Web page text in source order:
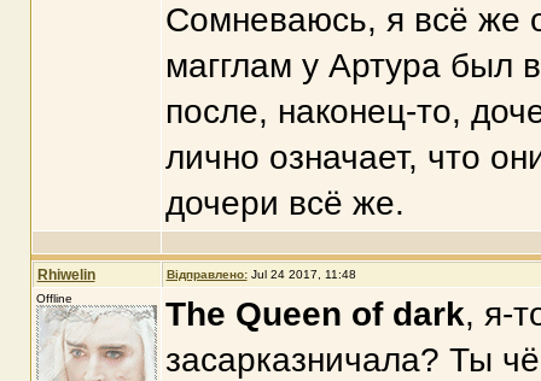
Сомневаюсь, я всё же
магглам у Артура был
после, наконец-то,
лично означает, что
дочери всё же.
Rhiwelin Відправлено: Jul 24 2017, 11:48
Offline
The Queen of dark, я-
засарказничала? Ты